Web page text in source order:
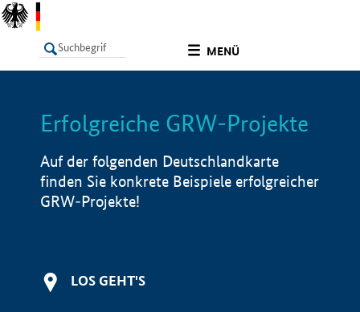
MENÜ
LISTE Info
Erfolgreiche GRW-Projekte
Auf der folgenden Deutschlandkarte
finden Sie konkrete Beispiele erfolgreicher
GRW-Projekte!
LOS GEHT'S